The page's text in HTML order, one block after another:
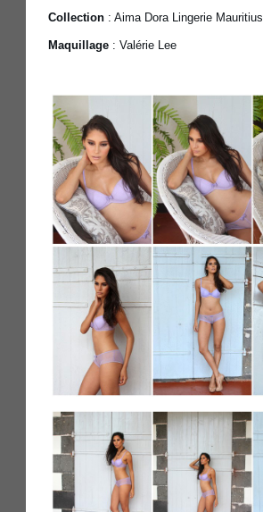
Collection : Aima Dora Lingerie Mauritius
Maquillage : Valérie Lee